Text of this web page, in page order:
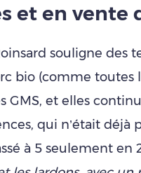
et en vente
souligne des
bio (comme toutes
et elles
qui n’était déjà
à 5 seulement en